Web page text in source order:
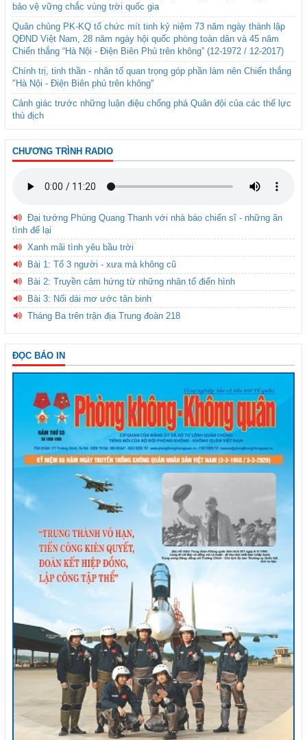
bảo vệ vững chắc vùng trời quốc gia
Quân chủng PK-KQ tổ chức mít tinh kỷ niệm 73 năm ngày thành lập
QĐND Việt Nam, 28 năm ngày hội quốc phòng toàn dân và 45 năm
Chiến thắng “Hà Nội - Điện Biên Phủ trên không” (12-1972 / 12-2017)
Chính trị, tinh thần - nhân tố quan trọng góp phần làm nên Chiến thắng
"Hà Nội - Điện Biên phủ trên không"
Cảnh giác trước những luận điệu chống phá Quân đội của các thế lực
thù địch
CHƯƠNG TRÌNH RADIO
Đại tướng Phùng Quang Thanh với nhà báo chiến sĩ - những ân
tình để lại
Xanh mãi tình yêu bầu trời
Bài 1: Tổ 3 người - xưa mà không cũ
Bài 2: Truyền cảm hứng từ những nhân tố điển hình
Bài 3: Nối dài mơ ước tân binh
Tháng Ba trên trận địa Trung đoàn 218
ĐỌC BÁO IN